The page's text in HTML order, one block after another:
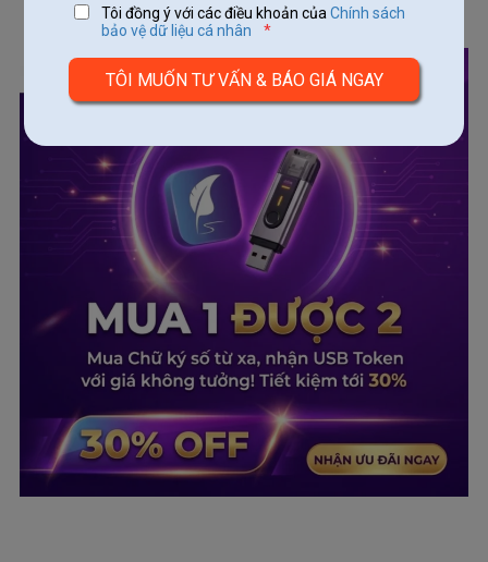
Tôi đồng ý với các điều khoản củaChính sách
bảo vệ dữ liệu cá nhân
*